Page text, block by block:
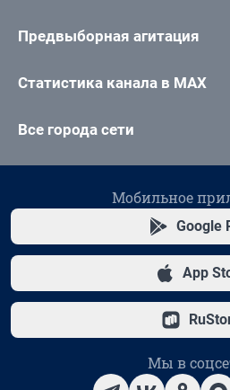
Предвыборная агитация
Статистика канала в MAX
Все города сети
Мобильное
Google
App
Мы в